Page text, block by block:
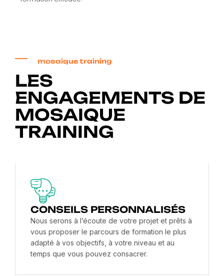
mosaique training
LES
ENGAGEMENTS DE
MOSAIQUE
TRAINING
CONSEILS PERSONNALISÉS
Nous serons à l’écoute de votre projet et prêts à
vous proposer le parcours de formation le plus
adapté à vos objectifs, à votre niveau et au
temps que vous pouvez consacrer.